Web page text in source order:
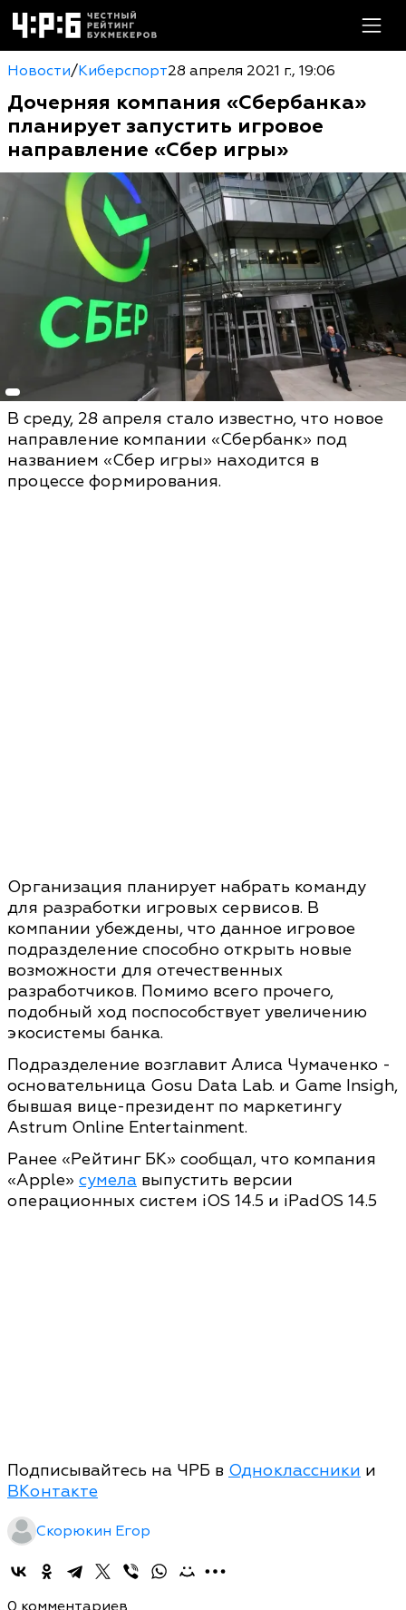
Новости/Киберспорт28 апреля 2021 г., 19:06
Дочерняя компания «Сбербанка»
планирует запустить игровое
направление «Сбер игры»
В среду, 28 апреля стало известно, что новое
направление компании «Сбербанк» под
названием «Сбер игры» находится в
процессе формирования.
Организация планирует набрать команду
для разработки игровых сервисов. В
компании убеждены, что данное игровое
подразделение способно открыть новые
возможности для отечественных
разработчиков. Помимо всего прочего,
подобный ход поспособствует увеличению
экосистемы банка.
Подразделение возглавит Алиса Чумаченко -
основательница Gosu Data Lab. и Game Insigh,
бывшая вице-президент по маркетингу
Astrum Online Entertainment.
Ранее «Рейтинг БК» сообщал, что компания
«Apple» сумела выпустить версии
операционных систем iOS 14.5 и iPadOS 14.5
Подписывайтесь на ЧРБ в Одноклассники и
ВКонтакте
Скорюкин Егор
0 комментариев